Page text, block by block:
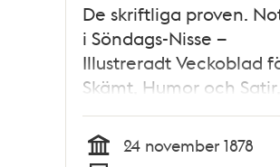
De skriftliga proven.
i Söndags-Nisse –
Illustreradt Veckoblad
Skämt, Humor och Satir,
nr 47, den 24 november
1878
24 november 1878